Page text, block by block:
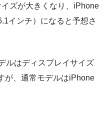
ズが大きくなり、iPhone
インチ）になると予想さ
ルはディスプレイサイズ
が、通常モデルはiPhone